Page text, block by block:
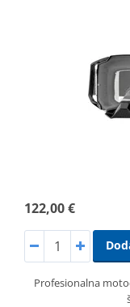
122,00 €
Profesionalna